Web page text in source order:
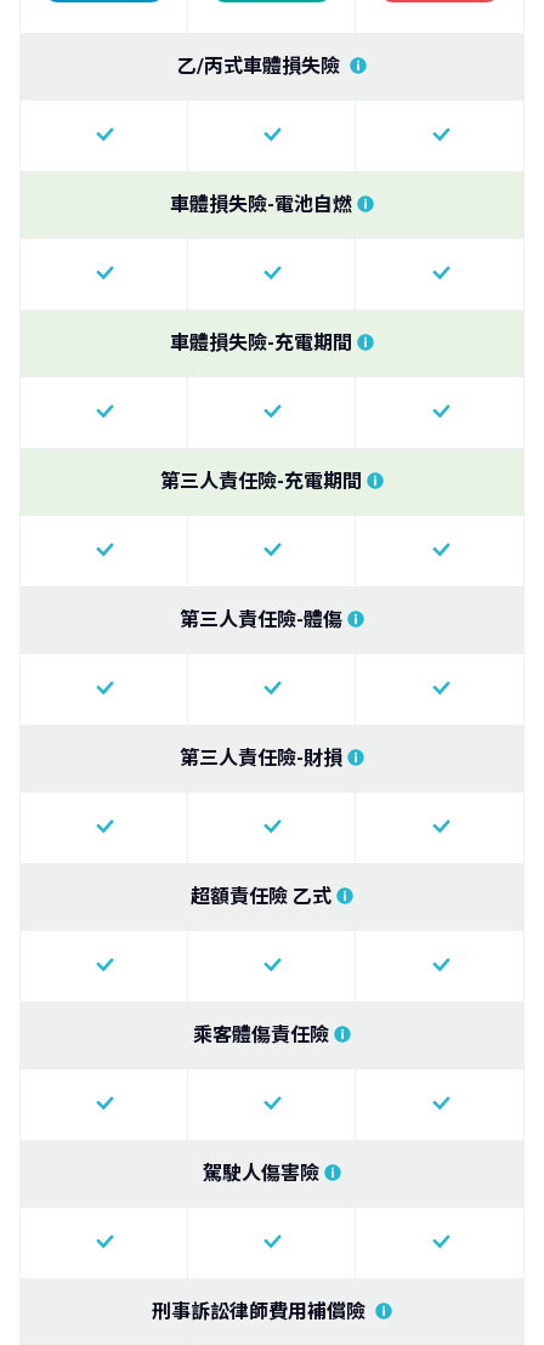
乙/丙式車體損失險
車體損失險-電池自燃
車體損失險-充電期間
第三人責任險-充電期間
第三人責任險-體傷
第三人責任險-財損
超額責任險 乙式
乘客體傷責任險
駕駛人傷害險
刑事訴訟律師費用補償險